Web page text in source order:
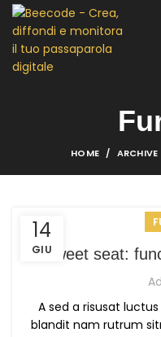
HOME
14
GIUSweet seat:
A sed a risusat
blandit nam rutrum